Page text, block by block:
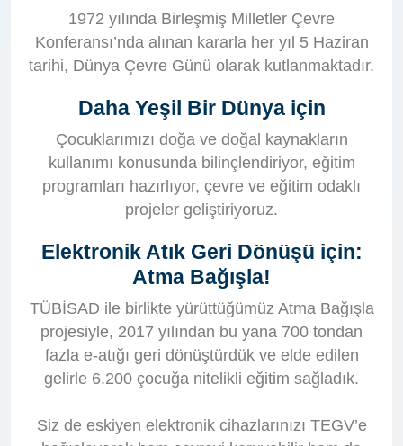
1972 yılında Birleşmiş Milletler Çevre
Konferansı’nda alınan kararla her yıl 5 Haziran
tarihi, Dünya Çevre Günü olarak kutlanmaktadır.
Daha Yeşil Bir Dünya için
Çocuklarımızı doğa ve doğal kaynakların
kullanımı konusunda bilinçlendiriyor, eğitim
programları hazırlıyor, çevre ve eğitim odaklı
projeler geliştiriyoruz.
Elektronik Atık Geri Dönüşü için:
Atma Bağışla!
TÜBİSAD ile birlikte yürüttüğümüz Atma Bağışla
projesiyle, 2017 yılından bu yana 700 tondan
fazla e-atığı geri dönüştürdük ve elde edilen
gelirle 6.200 çocuğa nitelikli eğitim sağladık.
Siz de eskiyen elektronik cihazlarınızı TEGV’e